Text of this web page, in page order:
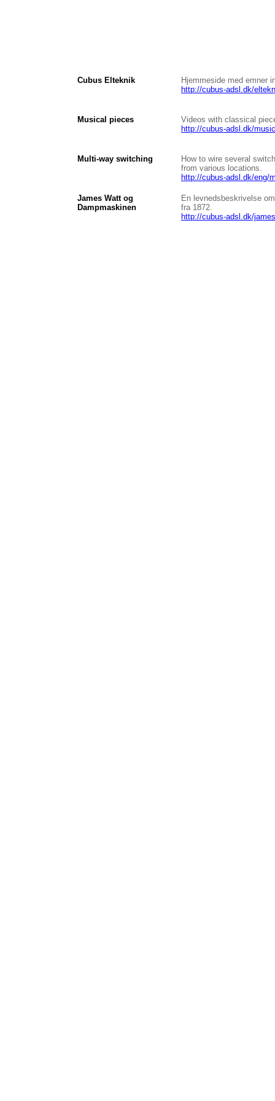
Cubus Elteknik
Hjemmeside med emner
http://cubus-adsl.dk/
Musical pieces
Videos with classical
http://cubus-adsl.dk/
Multi-way switching
How to wire several
from various locations.
http://cubus-adsl.dk/eng/
James Watt og
Dampmaskinen
En levnedsbeskrivelse
fra 1872.
http://cubus-adsl.dk/